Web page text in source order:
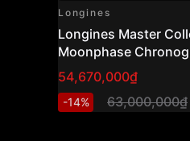
Longines
Longines Master
Moonphase
Gold Cap 38.5mm Ref:
L2.628.5.11.7
Swiss Made
54,670,000₫
-14% 63,000,000₫